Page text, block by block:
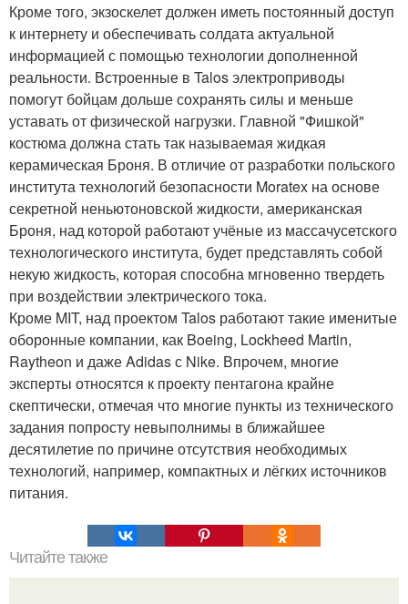
Кроме того, экзоскелет должен иметь постоянный доступ
к интернету и обеспечивать солдата актуальной
информацией с помощью технологии дополненной
реальности. Встроенные в Talos электроприводы
помогут бойцам дольше сохранять силы и меньше
уставать от физической нагрузки. Главной "Фишкой"
костюма должна стать так называемая жидкая
керамическая Броня. В отличие от разработки польского
института технологий безопасности Moratex на основе
секретной неньютоновской жидкости, американская
Броня, над которой работают учёные из массачусетского
технологического института, будет представлять собой
некую жидкость, которая способна мгновенно твердеть
при воздействии электрического тока.
Кроме MIT, над проектом Talos работают такие именитые
оборонные компании, как Boeing, Lockheed Martin,
Raytheon и даже Adidas с Nike. Впрочем, многие
эксперты относятся к проекту пентагона крайне
скептически, отмечая что многие пункты из технического
задания попросту невыполнимы в ближайшее
десятилетие по причине отсутствия необходимых
технологий, например, компактных и лёгких источников
питания.
Читайте также